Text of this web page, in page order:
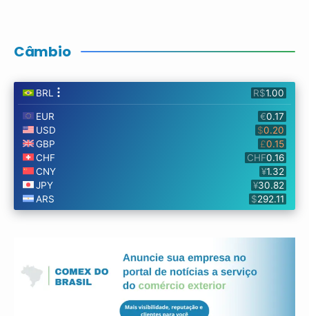
Câmbio